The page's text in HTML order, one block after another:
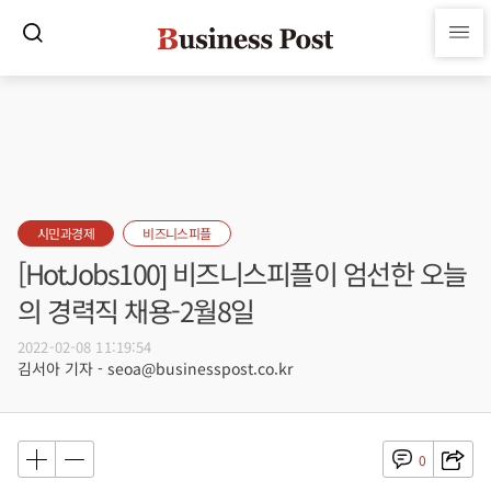
시민과경제 비즈니스피플
[HotJobs100] 비즈니스피플이 엄선한 오늘
의 경력직 채용-2월8일
2022-02-08 11:19:54
김서아 기자 - seoa@businesspost.co.kr
0